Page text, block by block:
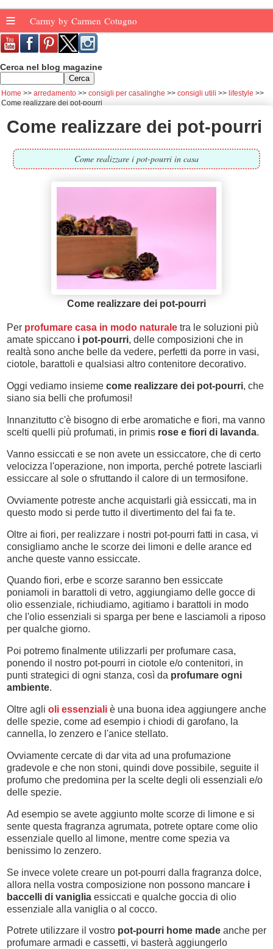
≡ Carmy by Carmen Cotugno
Cerca nel blog magazine
Home arredamento consigli per casalinghe consigli utili
lifestyle
Come realizzare dei pot-pourri
Come realizzare dei pot-pourri
Come realizzare i pot-pourri in casa
Come realizzare dei pot-pourri
Per profumare casa in modo naturale tra le soluzioni più
amate spiccano i pot-pourri, delle composizioni che in
realtà sono anche belle da vedere, perfetti da porre in vasi,
ciotole, barattoli e qualsiasi altro contenitore decorativo.
Oggi vediamo insieme come realizzare dei pot-pourri, che
siano sia belli che profumosi!
Innanzitutto c'è bisogno di erbe aromatiche e fiori, ma vanno
scelti quelli più profumati, in primis rose e fiori di lavanda.
Vanno essiccati e se non avete un essiccatore, che di certo
velocizza l'operazione, non importa, perché potrete lasciarli
essiccare al sole o sfruttando il calore di un termosifone.
Ovviamente potreste anche acquistarli già essiccati, ma in
questo modo si perde tutto il divertimento del fai fa te.
Oltre ai fiori, per realizzare i nostri pot-pourri fatti in casa, vi
consigliamo anche le scorze dei limoni e delle arance ed
anche queste vanno essiccate.
Quando fiori, erbe e scorze saranno ben essiccate
poniamoli in barattoli di vetro, aggiungiamo delle gocce di
olio essenziale, richiudiamo, agitiamo i barattoli in modo
che l'olio essenziali si sparga per bene e lasciamoli a riposo
per qualche giorno.
Poi potremo finalmente utilizzarli per profumare casa,
ponendo il nostro pot-pourri in ciotole e/o contenitori, in
punti strategici di ogni stanza, così da profumare ogni
ambiente.
Oltre agli oli essenziali è una buona idea aggiungere anche
delle spezie, come ad esempio i chiodi di garofano, la
cannella, lo zenzero e l'anice stellato.
Ovviamente cercate di dar vita ad una profumazione
gradevole e che non stoni, quindi dove possibile, seguite il
profumo che predomina per la scelte degli oli essenziali e/o
delle spezie.
Ad esempio se avete aggiunto molte scorze di limone e si
sente questa fragranza agrumata, potrete optare come olio
essenziale quello al limone, mentre come spezia va
benissimo lo zenzero.
Se invece volete creare un pot-pourri dalla fragranza dolce,
allora nella vostra composizione non possono mancare i
baccelli di vaniglia essiccati e qualche goccia di olio
essenziale alla vaniglia o al cocco.
Potrete utilizzare il vostro pot-pourri home made anche per
profumare armadi e cassetti, vi basterà aggiungerlo